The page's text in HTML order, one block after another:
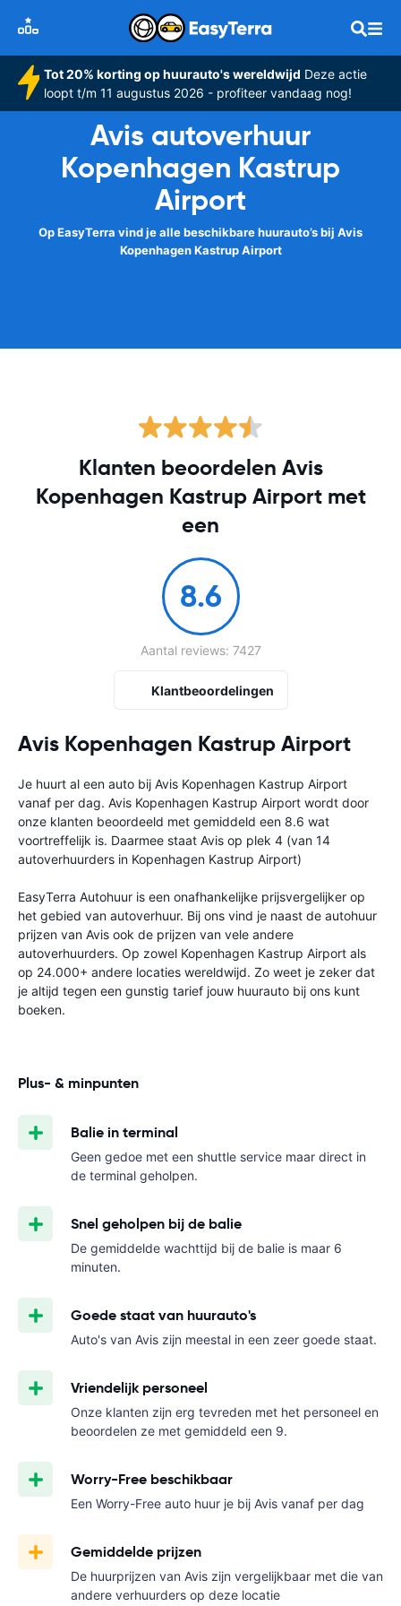
Tot 20% korting op huurauto's wereldwijd Deze actie
loopt t/m 11 augustus 2026 - profiteer vandaag nog!
Avis autoverhuur
Kopenhagen Kastrup
Airport
Op EasyTerra vind je alle beschikbare huurauto’s bij Avis
Kopenhagen Kastrup Airport
Avis Kopenhagen Kastrup Airport
Je huurt al een auto bij Avis Kopenhagen Kastrup Airport
vanaf per dag. Avis Kopenhagen Kastrup Airport wordt door
onze klanten beoordeeld met gemiddeld een 8.6 wat
voortreffelijk is. Daarmee staat Avis op plek 4 (van 14
autoverhuurders in Kopenhagen Kastrup Airport)
EasyTerra Autohuur is een onafhankelijke prijsvergelijker op
het gebied van autoverhuur. Bij ons vind je naast de autohuur
prijzen van Avis ook de prijzen van vele andere
autoverhuurders. Op zowel Kopenhagen Kastrup Airport als
op 24.000+ andere locaties wereldwijd. Zo weet je zeker dat
je altijd tegen een gunstig tarief jouw huurauto bij ons kunt
boeken.
Plus- & minpunten
Balie in terminal
Geen gedoe met een shuttle service maar direct in
de terminal geholpen.
Snel geholpen bij de balie
De gemiddelde wachttijd bij de balie is maar 6
minuten.
Goede staat van huurauto's
Auto's van Avis zijn meestal in een zeer goede staat.
Vriendelijk personeel
Onze klanten zijn erg tevreden met het personeel en
beoordelen ze met gemiddeld een 9.
Worry-Free beschikbaar
Een Worry-Free auto huur je bij Avis vanaf per dag
Gemiddelde prijzen
De huurprijzen van Avis zijn vergelijkbaar met die van
andere verhuurders op deze locatie
Klanten beoordelen Avis
Kopenhagen Kastrup Airport met
een
8.6
Aantal reviews: 7427
Klantbeoordelingen